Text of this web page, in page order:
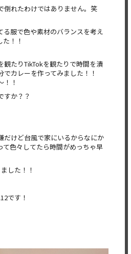
倒れたわけではありません。笑
る服で色や素材のバランスを考え
！！
観たりTikTokを観たりで時間を潰
でカレーを作ってみました！！
！！
すか？？
だけど台風で家にいるからなにか
て色々してたら時間がめっちゃ早
した！！
です！